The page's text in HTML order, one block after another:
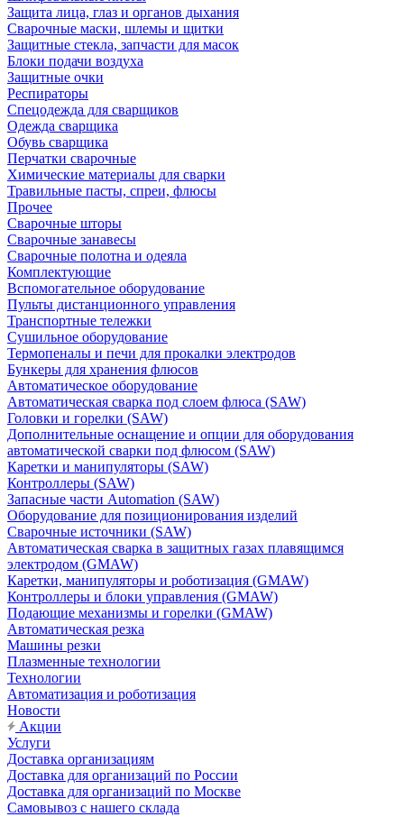
Защита лица, глаз и органов дыхания
Сварочные маски, шлемы и щитки
Защитные стекла, запчасти для масок
Блоки подачи воздуха
Защитные очки
Респираторы
Спецодежда для сварщиков
Одежда сварщика
Обувь сварщика
Перчатки сварочные
Химические материалы для сварки
Травильные пасты, спреи, флюсы
Прочее
Сварочные шторы
Сварочные занавесы
Сварочные полотна и одеяла
Комплектующие
Вспомогательное оборудование
Пульты дистанционного управления
Транспортные тележки
Сушильное оборудование
Термопеналы и печи для прокалки электродов
Бункеры для хранения флюсов
Автоматическое оборудование
Автоматическая сварка под слоем флюса (SAW)
Головки и горелки (SAW)
Дополнительные оснащение и опции для оборудования
автоматической сварки под флюсом (SAW)
Каретки и манипуляторы (SAW)
Контроллеры (SAW)
Запасные части Automation (SAW)
Оборудование для позиционирования изделий
Сварочные источники (SAW)
Автоматическая сварка в защитных газах плавящимся
электродом (GMAW)
Каретки, манипуляторы и роботизация (GMAW)
Контроллеры и блоки управления (GMAW)
Подающие механизмы и горелки (GMAW)
Автоматическая резка
Машины резки
Плазменные технологии
Технологии
Автоматизация и роботизация
Новости
Акции
Услуги
Доставка организациям
Доставка для организаций по России
Доставка для организаций по Москве
Самовывоз с нашего склада